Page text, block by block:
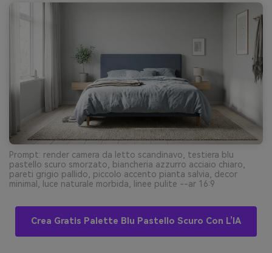
Prompt: render camera da letto scandinavo, testiera blu
pastello scuro smorzato, biancheria azzurro acciaio chiaro,
pareti grigio pallido, piccolo accento pianta salvia, decor
minimal, luce naturale morbida, linee pulite --ar 16:9
Crea Gratis Palette Blu Pastello Scuro Con L’IA